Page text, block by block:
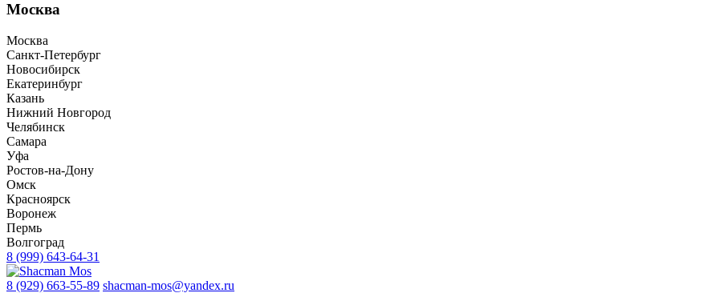
Москва
Москва
Санкт-Петербург
Новосибирск
Екатеринбург
Казань
Нижний Новгород
Челябинск
Самара
Уфа
Ростов-на-Дону
Омск
Красноярск
Воронеж
Пермь
Волгоград
8 (999) 643-64-31
8 (929) 663-55-89 shacman-mos@yandex.ru